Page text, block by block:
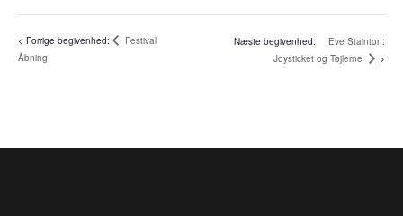
Festival
Åbning
Eve Stainton:
Joysticket og Tøjlerne